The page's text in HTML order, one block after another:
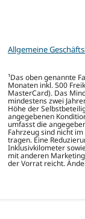
Allgemeine
¹Das oben genannte
Monaten inkl. 500
MasterCard). Das
mindestens zwei
Höhe der
angegebenen
umfasst die
Fahrzeug sind nicht
tragen. Eine
Inklusivkilometer
mit anderen
der Vorrat reicht.